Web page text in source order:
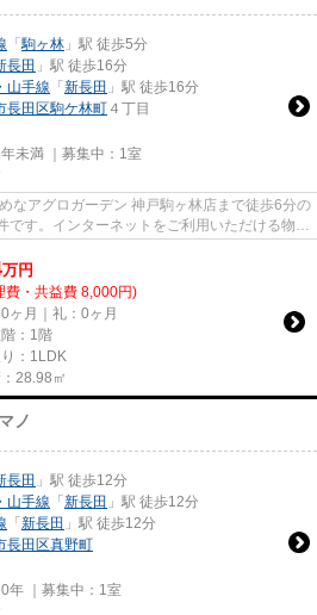
「駒ヶ林 」駅 徒歩5分
長田 」駅 徒歩16分
山手線 「 新長田 」駅 徒歩16分
長田区駒ケ林町 ４丁目
未満 ｜募集中： 1室
なアグロガーデン 神戸駒ヶ林店まで徒歩6分の
です。インターネットをご利用いただける物件
万円
費・共益費 8,000円)
ヶ月｜礼：0ヶ月
：1階
：1LDK
28.98㎡
ノ
長田 」駅 徒歩12分
山手線 「 新長田 」駅 徒歩12分
「 新長田 」駅 徒歩12分
長田区真野町
年 ｜募集中： 1室